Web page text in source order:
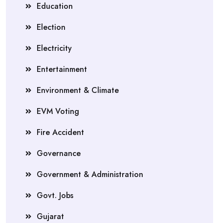
Education
Election
Electricity
Entertainment
Environment & Climate
EVM Voting
Fire Accident
Governance
Government & Administration
Govt. Jobs
Gujarat